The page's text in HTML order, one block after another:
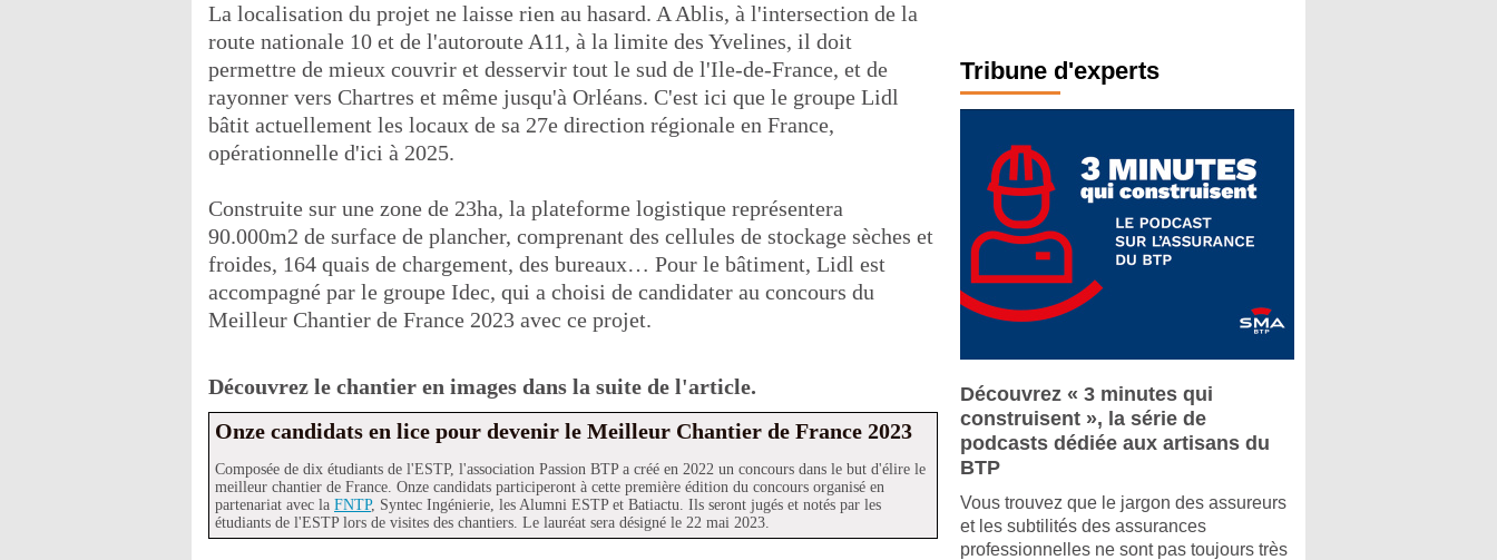
La localisation du projet ne laisse rien au hasard. A Ablis, à l'intersection de la
route nationale 10 et de l'autoroute A11, à la limite des Yvelines, il doit
permettre de mieux couvrir et desservir tout le sud de l'Ile-de-France, et de
rayonner vers Chartres et même jusqu'à Orléans. C'est ici que le groupe Lidl
bâtit actuellement les locaux de sa 27e direction régionale en France,
opérationnelle d'ici à 2025.
Construite sur une zone de 23ha, la plateforme logistique représentera
90.000m2 de surface de plancher, comprenant des cellules de stockage sèches et
froides, 164 quais de chargement, des bureaux… Pour le bâtiment, Lidl est
accompagné par le groupe Idec, qui a choisi de candidater au concours du
Meilleur Chantier de France 2023 avec ce projet.
Découvrez le chantier en images dans la suite de l'article.
Onze candidats en lice pour devenir le Meilleur Chantier de France 2023
Composée de dix étudiants de l'ESTP, l'association Passion BTP a créé en 2022 un concours dans le but d'élire le
meilleur chantier de France. Onze candidats participeront à cette première édition du concours organisé en
partenariat avec la FNTP, Syntec Ingénierie, les Alumni ESTP et Batiactu. Ils seront jugés et notés par les
étudiants de l'ESTP lors de visites des chantiers. Le lauréat sera désigné le 22 mai 2023.
Tribune d'experts
Découvrez « 3 minutes qui
construisent », la série de
podcasts dédiée aux artisans du
BTP
Vous trouvez que le jargon des assureurs
et les subtilités des assurances
professionnelles ne sont pas toujours très